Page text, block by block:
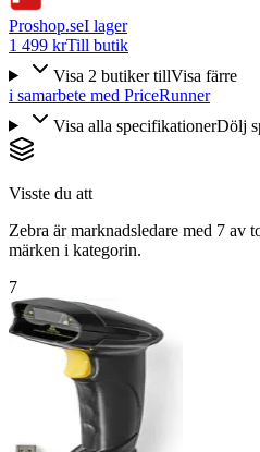
Proshop.seI lager
1 499 krTill butik
Visa 2 butiker tillVisa färre
i samarbete med PriceRunner
Visa alla specifikationerDölj
Visste du att
Zebra är marknadsledare med 7
märken i kategorin.
7